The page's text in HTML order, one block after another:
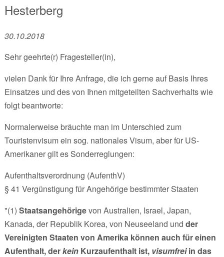
Hesterberg
30.10.2018
Sehr geehrte(r) Fragesteller(in),
vielen Dank für Ihre Anfrage, die ich gerne auf Basis Ihres
Einsatzes und des von Ihnen mitgeteilten Sachverhalts wie
folgt beantworte:
Normalerweise bräuchte man im Unterschied zum
Touristenvisum ein sog. nationales Visum, aber für US-
Amerikaner gilt es Sonderreglungen:
Aufenthaltsverordnung (AufenthV)
§ 41 Vergünstigung für Angehörige bestimmter Staaten
"(1) Staatsangehörigevon Australien, Israel, Japan,
Kanada, der Republik Korea, von Neuseeland und der
Vereinigten Staaten von Amerika können auch für einen
Aufenthalt, derkein Kurzaufenthalt ist, visumfreiin das